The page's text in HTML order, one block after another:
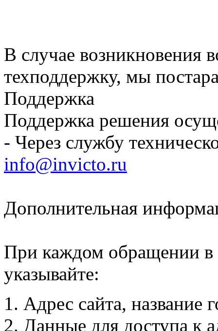
В случае возникновения
техподдержку, мы
Поддержка
Поддержка решения
- Через службу
info@invicto.ru
Дополнительная
При каждом обращении в
указывайте:
Адрес сайта, название
Данные для доступа к